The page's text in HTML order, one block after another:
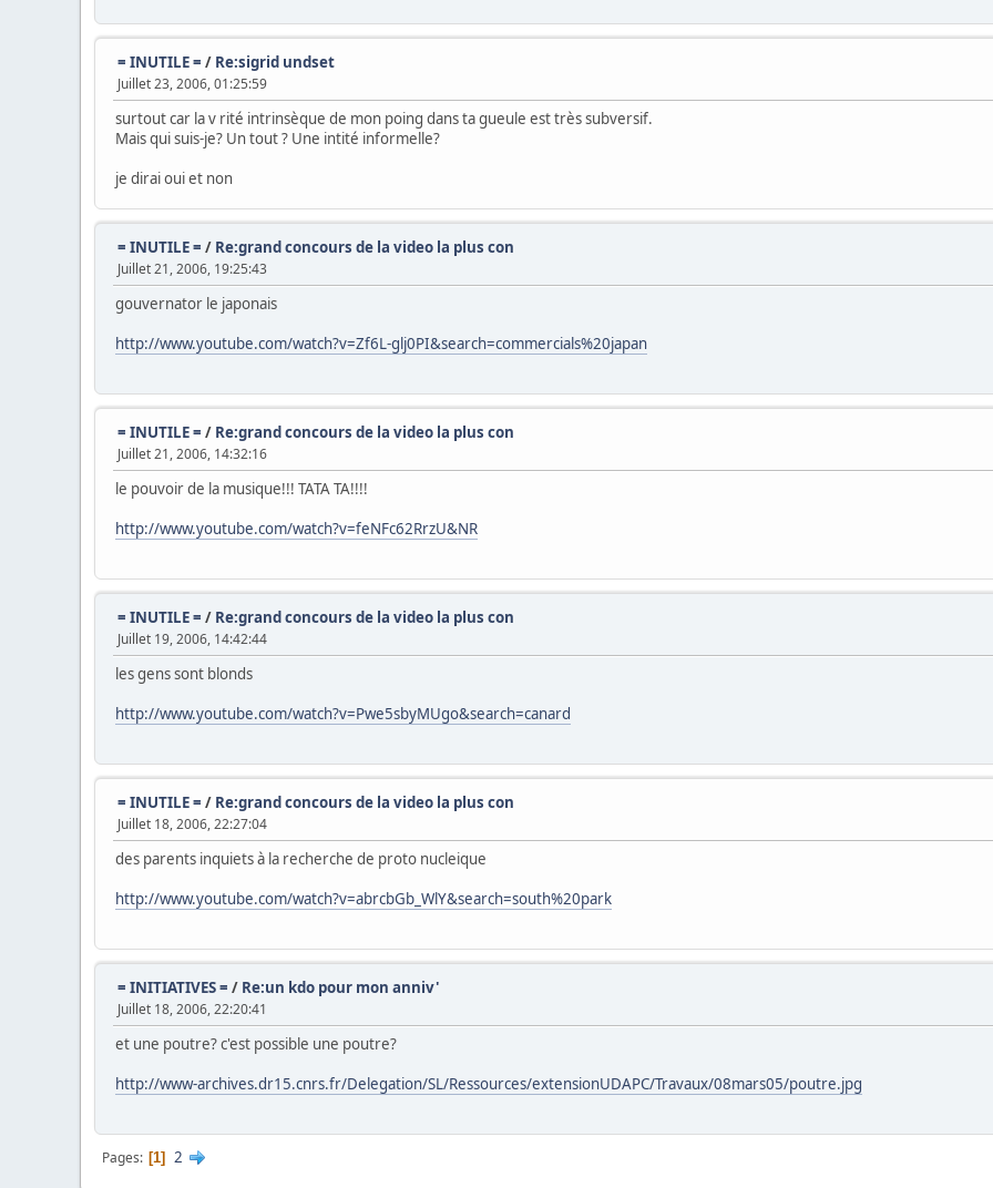
= INUTILE = / Re:sigrid undset
Juillet 23, 2006, 01:25:59
surtout car la v rité intrinsèque de mon poing dans ta gueule est très subversif.
Mais qui suis-je? Un tout ? Une intité informelle?
je dirai oui et non
= INUTILE = / Re:grand concours de la video la plus con
Juillet 21, 2006, 19:25:43
gouvernator le japonais
http://www.youtube.com/watch?v=Zf6L-glj0PI&search=commercials%20japan
= INUTILE = / Re:grand concours de la video la plus con
Juillet 21, 2006, 14:32:16
le pouvoir de la musique!!! TATA TA!!!!
http://www.youtube.com/watch?v=feNFc62RrzU&NR
= INUTILE = / Re:grand concours de la video la plus con
Juillet 19, 2006, 14:42:44
les gens sont blonds
http://www.youtube.com/watch?v=Pwe5sbyMUgo&search=canard
= INUTILE = / Re:grand concours de la video la plus con
Juillet 18, 2006, 22:27:04
des parents inquiets à la recherche de proto nucleique
http://www.youtube.com/watch?v=abrcbGb_WlY&search=south%20park
= INITIATIVES = / Re:un kdo pour mon anniv'
Juillet 18, 2006, 22:20:41
et une poutre? c'est possible une poutre?
http://www-archives.dr15.cnrs.fr/Delegation/SL/Ressources/extensionUDAPC/Travaux/08mars05/poutre.jpg
Pages 1 2